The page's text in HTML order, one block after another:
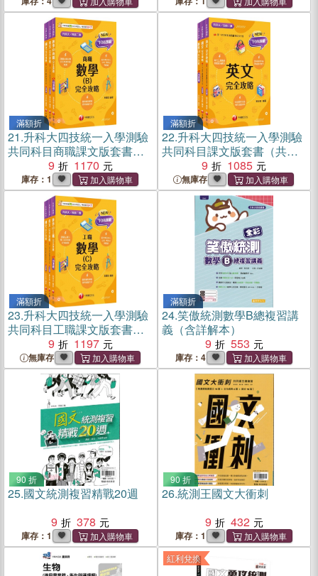
滿額折
21.升科大四技統一入學測驗
共同科目商職課文版套書
（共三冊）
9 1170
庫存：1
滿額折
22.升科大四技統一入學測驗
共同科目課文版套書（共三
9 1085
無庫存
滿額折
23.升科大四技統一入學測驗
共同科目工職課文版套書
（共三冊）
9 1197
無庫存
滿額折
24.笑傲統測數學B總複習講
義（含詳解本）
9
553
庫存：4
90 折
25.國文統測複習精戰20週
9
378
庫存：1
90 折
26.統測王國文大衝刺
9
432
庫存：1
紅利兌換